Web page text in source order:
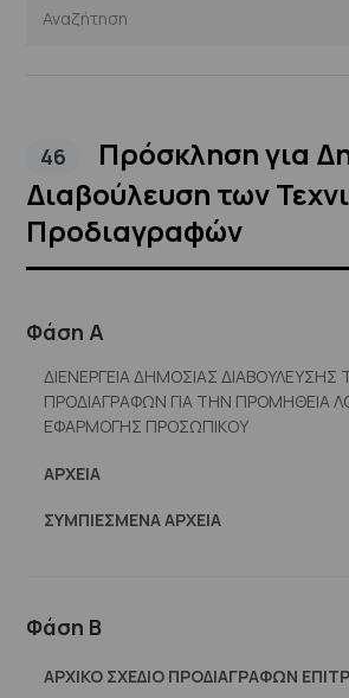
46
Πρόσκληση για
Διαβούλευση των
Προδιαγραφών
Φάση Α
ΔΙΕΝΕΡΓΕΙΑ ΔΗΜΟΣΙΑΣ ΔΙΑΒΟΥΛΕΥΣΗΣ
ΠΡΟΔΙΑΓΡΑΦΩΝ ΓΙΑ ΤΗΝ ΠΡΟΜΗΘΕΙΑ
ΕΦΑΡΜΟΓΗΣ ΠΡΟΣΩΠΙΚΟΥ
ΑΡΧΕΊΑ
ΣΥΜΠΙΕΣΜΈΝΑ ΑΡΧΕΊΑ
Φάση Β
ΑΡΧΙΚΟ ΣΧΕΔΙΟ ΠΡΟΔΙΑΓΡΑΦΩΝ